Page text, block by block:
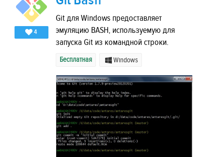
4
Git для Windows предоставляет
эмуляцию BASH, используемую для
запуска Git из командной строки.
Бесплатная Windows